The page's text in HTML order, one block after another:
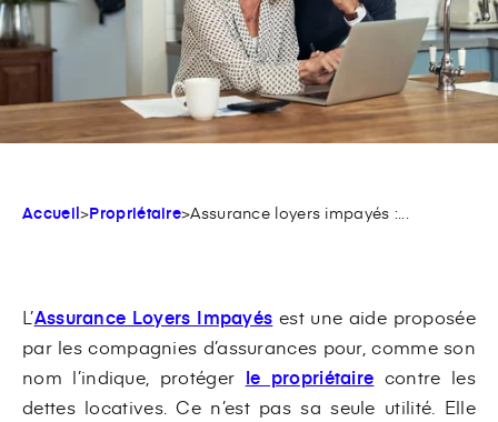
Accueil>Propriétaire>Assurance loyers impayés :...
L’Assurance Loyers Impayés est une aide proposée
par les compagnies d’assurances pour, comme son
nom l’indique, protéger le propriétaire contre les
dettes locatives. Ce n’est pas sa seule utilité. Elle